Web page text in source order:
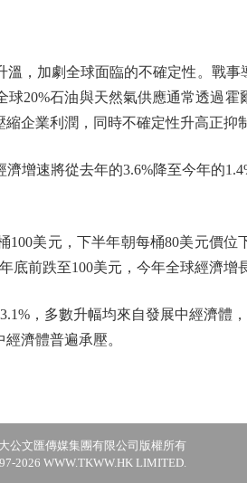
加劇全球面臨的不確定性。戰事
20%石油與天然氣供應通常透過
企業利潤，同時不確定性升高正抑
速將從去年的3.6%降至今年的
美元，下半年朝每桶80美元價位
前跌至100美元，今年全球經濟增
，多數升幅均來自發展中經濟體，
濟體普遍承壓。
公文匯傳媒集團有限公司版權所有
2026 WWW.TKWW.HK LIMITED.